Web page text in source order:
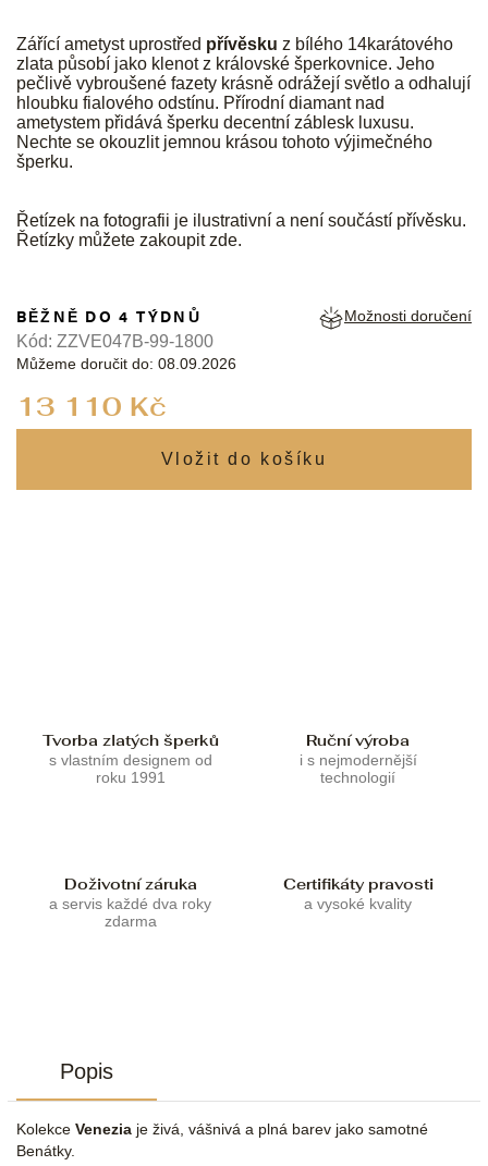
Zářící ametyst uprostřed přívěsku z bílého 14karátového
zlata působí jako klenot z královské šperkovnice. Jeho
pečlivě vybroušené fazety krásně odrážejí světlo a odhalují
hloubku fialového odstínu. Přírodní diamant nad
ametystem přidává šperku decentní záblesk luxusu.
Nechte se okouzlit jemnou krásou tohoto výjimečného
šperku.
Řetízek na fotografii je ilustrativní a není součástí přívěsku.
Řetízky můžete zakoupitzde.
13 110 Kč
BĚŽNĚ DO 4 TÝDNŮ
Můžeme doručit do: 08.09.2026
Možnosti doručení
Kód: ZZVE047B-99-1800
Tvorba zlatých šperků
s vlastním designem od
roku 1991
Ruční výroba
i s nejmodernější
technologií
Doživotní záruka
a servis každé dva roky
zdarma
Certifikáty pravosti
a vysoké kvality
Popis
Kolekce Venezia je živá, vášnivá a plná barev jako samotné
Benátky.